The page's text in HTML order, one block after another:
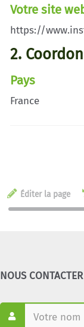
Votre site
https://
2.
Pays
France
Éditer la page
NOUS CONTACTER